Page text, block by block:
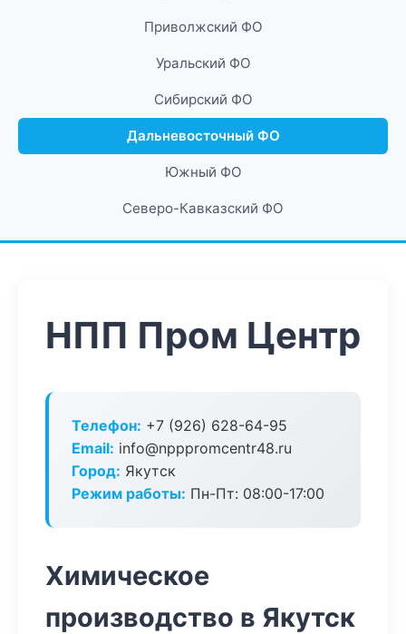
Приволжский ФО
Уральский ФО
Сибирский ФО
Дальневосточный ФО
Южный ФО
Северо-Кавказский ФО
НПП Пром Центр
Телефон: +7 (926) 628-64-95
Email: info@npppromcentr48.ru
Город: Якутск
Режим работы: Пн-Пт: 08:00-17:00
Химическое
производство в Якутск